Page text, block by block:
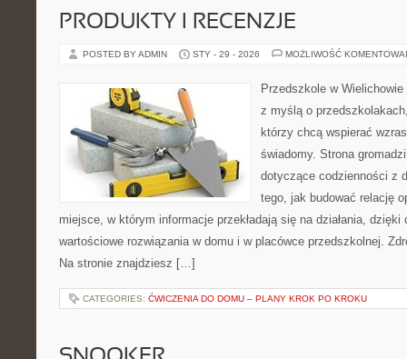
PRODUKTY I RECENZJE
POSTED BY ADMIN STY - 29 - 2026 MOŻLIWOŚĆ
Przedszkole w
z myślą o
którzy chcą wspierać
świadomy. Strona
dotyczące codzienności z
tego, jak budować relację
miejsce, w którym informacje przekładają się na działania, dzięki
wartościowe rozwiązania w domu i w placówce przedszkolnej.
Na stronie znajdziesz […]
CATEGORIES: ĆWICZENIA DO DOMU – PLANY KROK PO KROKU